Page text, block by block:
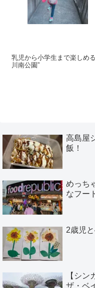
乳児から小学生まで楽しめ
川南公園”
高島屋
飯！
めっち
なフー
2歳児
【シン
ザ・ベ